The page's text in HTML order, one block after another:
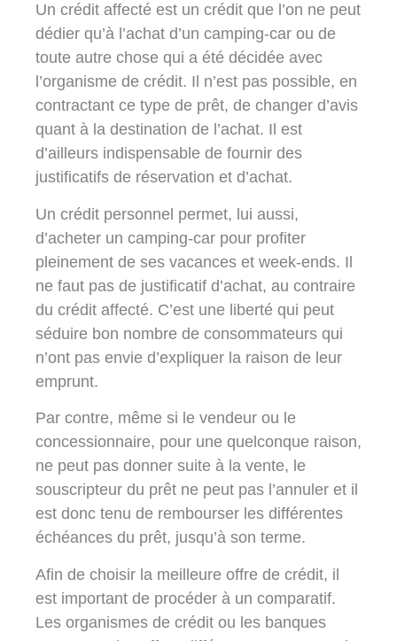
Un crédit affecté est un crédit que l’on ne peut
dédier qu’à l’achat d’un camping-car ou de
toute autre chose qui a été décidée avec
l’organisme de crédit. Il n’est pas possible, en
contractant ce type de prêt, de changer d’avis
quant à la destination de l’achat. Il est
d’ailleurs indispensable de fournir des
justificatifs de réservation et d’achat.
Un crédit personnel permet, lui aussi,
d’acheter un camping-car pour profiter
pleinement de ses vacances et week-ends. Il
ne faut pas de justificatif d’achat, au contraire
du crédit affecté. C’est une liberté qui peut
séduire bon nombre de consommateurs qui
n’ont pas envie d’expliquer la raison de leur
emprunt.
Par contre, même si le vendeur ou le
concessionnaire, pour une quelconque raison,
ne peut pas donner suite à la vente, le
souscripteur du prêt ne peut pas l’annuler et il
est donc tenu de rembourser les différentes
échéances du prêt, jusqu’à son terme.
Afin de choisir la meilleure offre de crédit, il
est important de procéder à un comparatif.
Les organismes de crédit ou les banques